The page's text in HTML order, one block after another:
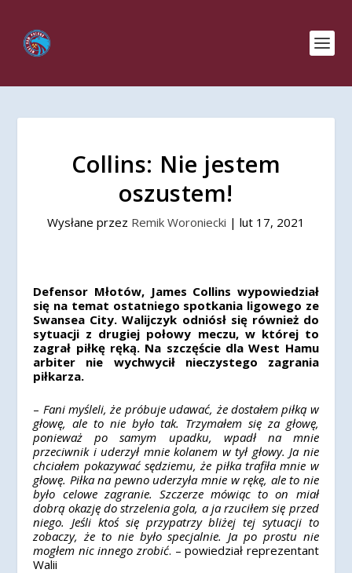
Collins: Nie jestem
oszustem!
Wysłane przez Remik Woroniecki | lut 17, 2021
Defensor Młotów, James Collins wypowiedział
się na temat ostatniego spotkania ligowego ze
Swansea City. Walijczyk odniósł się również do
sytuacji z drugiej połowy meczu, w której to
zagrał piłkę ręką. Na szczęście dla West Hamu
arbiter nie wychwycił nieczystego zagrania
piłkarza.
– Fani myśleli, że próbuje udawać, że dostałem piłką w
głowę, ale to nie było tak. Trzymałem się za głowę,
ponieważ po samym upadku, wpadł na mnie
przeciwnik i uderzył mnie kolanem w tył głowy. Ja nie
chciałem pokazywać sędziemu, że piłka trafiła mnie w
głowę. Piłka na pewno uderzyła mnie w rękę, ale to nie
było celowe zagranie. Szczerze mówiąc to on miał
dobrą okazję do strzelenia gola, a ja rzuciłem się przed
niego. Jeśli ktoś się przypatrzy bliżej tej sytuacji to
zobaczy, że to nie było specjalnie. Ja po prostu nie
mogłem nic innego zrobić. – powiedział reprezentant
Walii